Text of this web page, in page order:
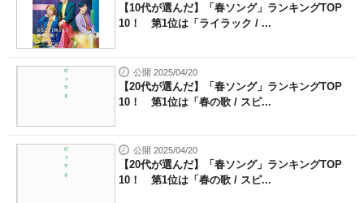
【10代が選んだ】「春ソング」ランキングTOP
10！ 第1位は「ライラック / ...
公開 2025/04/20
【20代が選んだ】「春ソング」ランキングTOP
10！ 第1位は「春の歌 / スピ...
公開 2025/04/20
【20代が選んだ】「春ソング」ランキングTOP
10！ 第1位は「春の歌 / スピ...